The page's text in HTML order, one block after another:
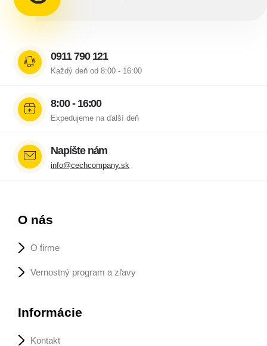
0911 790 121
Každý deň od 8:00 - 16:00
8:00 - 16:00
Expedujeme na ďalší deň
Napíšte nám
info@cechcompany.sk
O nás
O firme
Vernostný program a zľavy
Informácie
Kontakt